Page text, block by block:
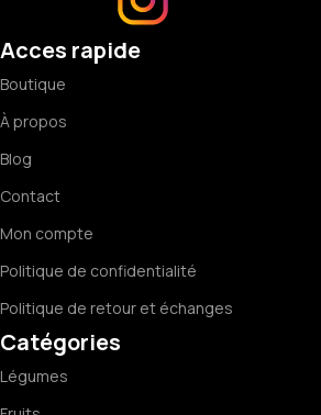
Acces rapide
Boutique
À propos
Blog
Contact
Mon compte
Politique de confidentialité
Politique de retour et échanges
Catégories
Légumes